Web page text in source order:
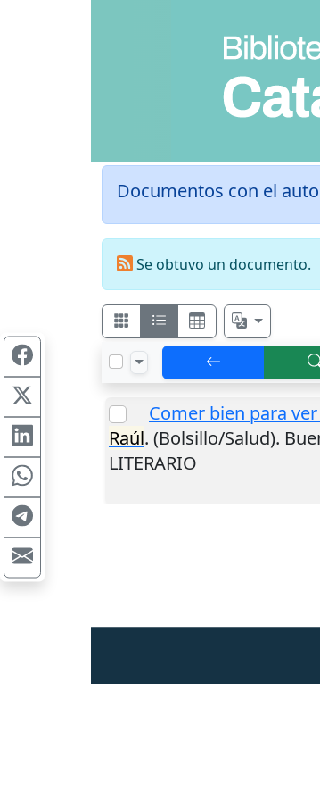
Documentos con el
Se obtuvo un documento.
Comer bien para
Raúl. (Bolsillo/Salud).
LITERARIO